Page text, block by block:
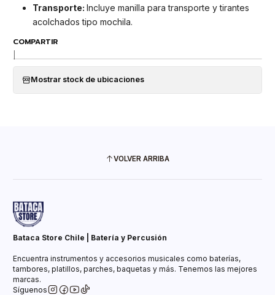
Transporte: Incluye manilla para transporte y tirantes
acolchados tipo mochila.
COMPARTIR
Mostrar stock de ubicaciones
VOLVER ARRIBA
Bataca Store Chile | Batería y Percusión
Encuentra instrumentos y accesorios musicales como baterías,
tambores, platillos, parches, baquetas y más. Tenemos las mejores
marcas.
Síguenos